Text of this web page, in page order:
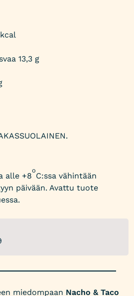
13,3 g
alle +8
o
C:ssa vähintään
päivään. Avattu tuote
miedompaan Nacho & Taco